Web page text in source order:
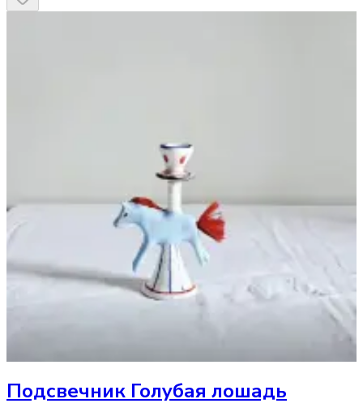
Подсвечник Голубая лошадь